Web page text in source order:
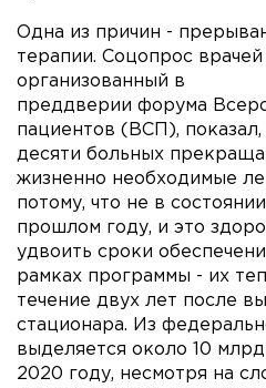
Одна из причин -
терапии. Соцопрос
организованный в
преддверии форума
пациентов (ВСП), показал,
десяти больных
жизненно необходимые
потому, что не в
прошлом году, и это
удвоить сроки
рамках программы - их
течение двух лет после
стационара. Из
выделяется около 10
2020 году, несмотря на